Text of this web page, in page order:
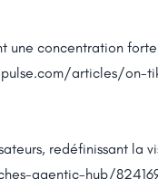
une concentration forte
articles/on-
redéfinissant la
agentic-hub/